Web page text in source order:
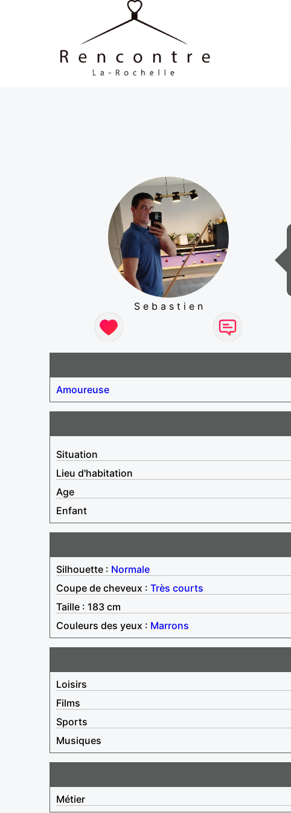
S e b a s t i e n
Amoureuse
Situation
Lieu d'habitation
Age
Enfant
Silhouette : Normale
Coupe de cheveux : Très courts
Taille : 183 cm
Couleurs des yeux : Marrons
Loisirs
Films
Sports
Musiques
Métier